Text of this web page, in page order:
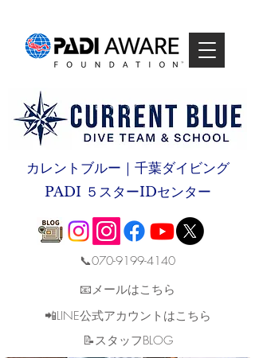
カレントブルー｜千葉ダイビング
PADI ５スターIDセンター
📞070-9199-4140
📧メールはこちら
📲LINE公式アカウントはこちら
​📝スタッフBLOG